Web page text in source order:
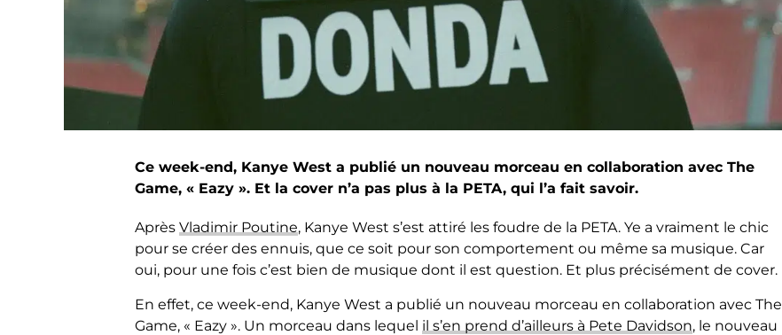
Ce week-end, Kanye West a publié un nouveau morceau en collaboration avec The
Game, « Eazy ». Et la cover n’a pas plus à la PETA, qui l’a fait savoir.
Après Vladimir Poutine, Kanye West s’est attiré les foudre de la PETA. Ye a vraiment le chic
pour se créer des ennuis, que ce soit pour son comportement ou même sa musique. Car
oui, pour une fois c’est bien de musique dont il est question. Et plus précisément de cover.
En effet, ce week-end, Kanye West a publié un nouveau morceau en collaboration avec The
Game, « Eazy ». Un morceau dans lequel il s’en prend d’ailleurs à Pete Davidson, le nouveau